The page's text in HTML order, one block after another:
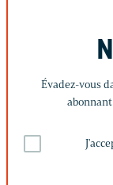
Évadez-vous